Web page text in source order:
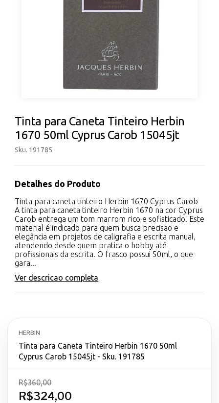
Tinta para Caneta Tinteiro Herbin
1670 50ml Cyprus Carob 15045jt
Sku. 191785
Detalhes do Produto
Tinta para caneta tinteiro Herbin 1670 Cyprus Carob
A tinta para caneta tinteiro Herbin 1670 na cor Cyprus
Carob entrega um tom marrom rico e sofisticado. Este
material é indicado para quem busca precisão e
elegância em projetos de caligrafia e escrita manual,
atendendo desde quem pratica o hobby até
profissionais da escrita. O frasco possui 50ml, o que
gara...
Ver descricao completa
HERBIN
Tinta para Caneta Tinteiro Herbin 1670 50ml
Cyprus Carob 15045jt - Sku. 191785
R$324,00
R$360,00